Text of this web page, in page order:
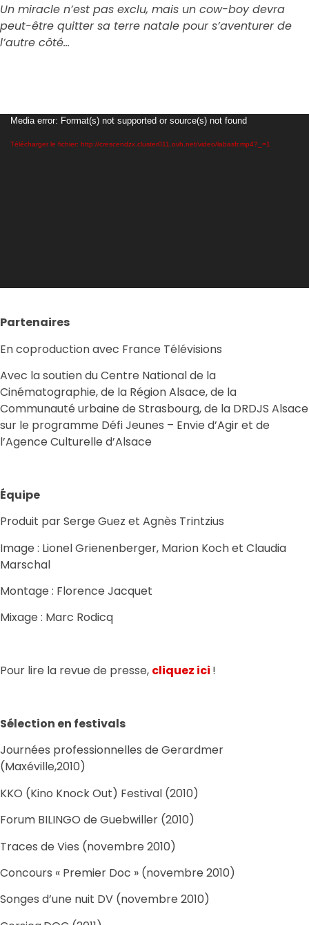
Un miracle n’est pas exclu, mais un cow-boy devra
peut-être quitter sa terre natale pour s’aventurer de
l’autre côté…
Lecteur
vidéo
Media error: Format(s) not supported or source(s) not found
Télécharger le fichier: http://crescendzx.cluster011.ovh.net/video/labasfr.mp4?_=1
Partenaires
En coproduction avec France Télévisions
Avec la soutien du Centre National de la
Cinématographie, de la Région Alsace, de la
Communauté urbaine de Strasbourg, de la DRDJS Alsace
sur le programme Défi Jeunes – Envie d’Agir et de
l’Agence Culturelle d’Alsace
Équipe
Produit par Serge Guez et Agnès Trintzius
Image : Lionel Grienenberger, Marion Koch et Claudia
Marschal
Montage : Florence Jacquet
Mixage : Marc Rodicq
Pour lire la revue de presse, cliquez ici !
Sélection en festivals
Journées professionnelles de Gerardmer
(Maxéville,2010)
KKO (Kino Knock Out) Festival (2010)
Forum BILINGO de Guebwiller (2010)
Traces de Vies (novembre 2010)
Concours « Premier Doc » (novembre 2010)
Songes d’une nuit DV (novembre 2010)